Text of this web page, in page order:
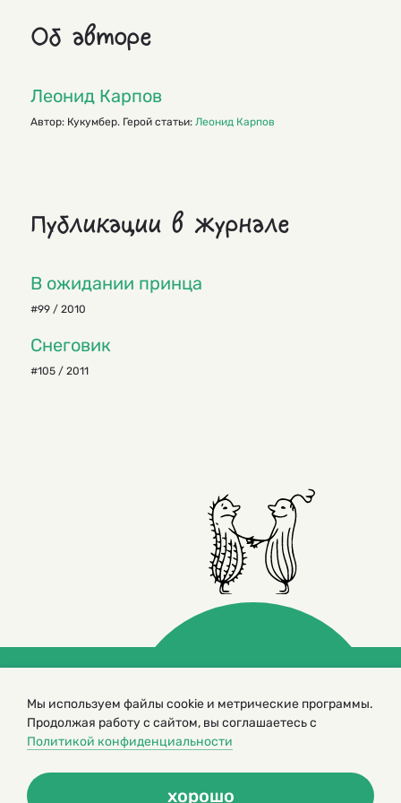
Об авторе
Леонид Карпов
Автор: Кукумбер. Герой статьи: Леонид Карпов
Публикации в журнале
В ожидании принца
#99 / 2010
Снеговик
#105 / 2011
© 2000 – 2026. Кукумбер. Литературный иллюстрированный
журнал для детей
Копирование материалов возможно только с разрешения редакторов
сайта
Мы используем файлы cookie и метрические программы.
Продолжая работу с сайтом, вы соглашаетесь с
Политикой конфиденциальности
хорошо